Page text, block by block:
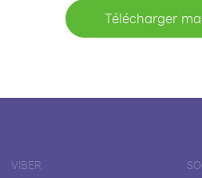
Télécharger
VIBER